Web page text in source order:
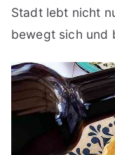
Stadt lebt nicht
bewegt sich und